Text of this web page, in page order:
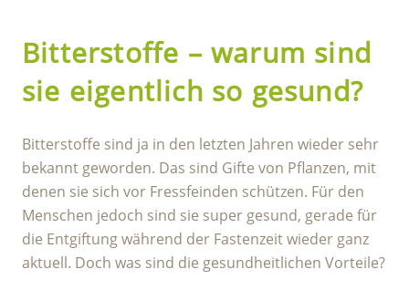
Bitterstoffe – warum sind
sie eigentlich so gesund?
Bitterstoffe sind ja in den letzten Jahren wieder sehr
bekannt geworden. Das sind Gifte von Pflanzen, mit
denen sie sich vor Fressfeinden schützen. Für den
Menschen jedoch sind sie super gesund, gerade für
die Entgiftung während der Fastenzeit wieder ganz
aktuell. Doch was sind die gesundheitlichen Vorteile?